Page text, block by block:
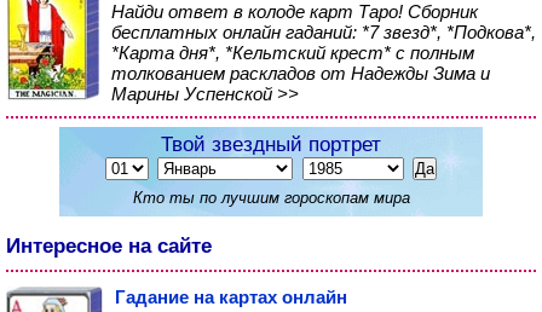
Найди ответ в колоде карт Таро! Сборник
бесплатных онлайн гаданий: *7 звезд*, *Подкова*,
*Карта дня*, *Кельтский крест* с полным
толкованием раскладов от Надежды Зима и
Марины Успенской >>
Твой звездный портрет
Кто ты по лучшим гороскопам мира
Интересное на сайте
Гадание на картах онлайн